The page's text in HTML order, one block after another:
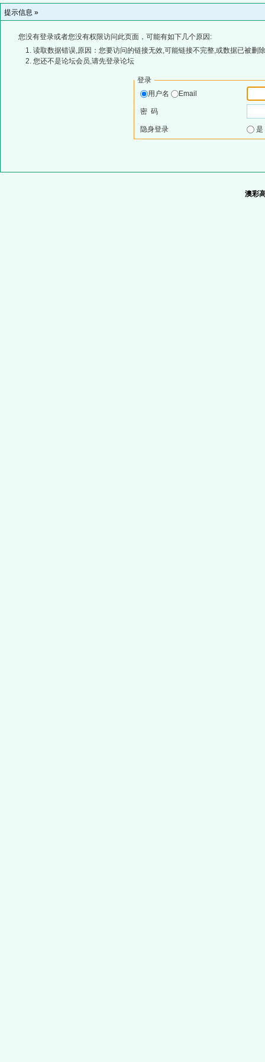
提示信息 »
您没有登录或者您没有权限访问此页面，可能有如下几个原因:
读取数据错误,原因：您要访问的链接无效,可能链接不完整,或数据已被删
您还不是论坛会员,请先登录论坛
登录
用户名
Email
密 码
隐身登录
澳彩